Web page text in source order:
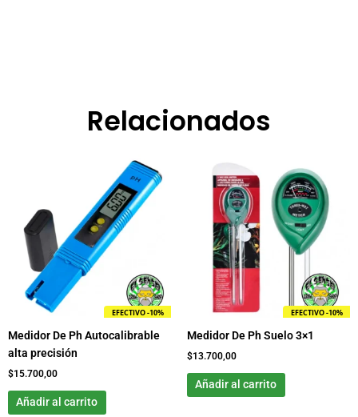
Relacionados
EFECTIVO -10%
Medidor De Ph Autocalibrable
alta precisión
$15.700,00
Añadir al carrito
EFECTIVO -10%
Medidor De Ph Suelo 3×1
$13.700,00
Añadir al carrito